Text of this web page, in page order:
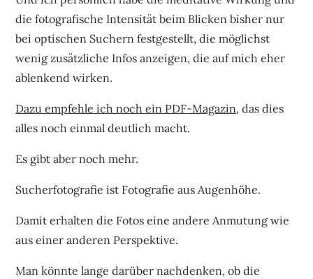
die fotografische Intensität beim Blicken bisher nur
bei optischen Suchern festgestellt, die möglichst
wenig zusätzliche Infos anzeigen, die auf mich eher
ablenkend wirken.
Dazu empfehle ich noch ein PDF-Magazin, das dies
alles noch einmal deutlich macht.
Es gibt aber noch mehr.
Sucherfotografie ist Fotografie aus Augenhöhe.
Damit erhalten die Fotos eine andere Anmutung wie
aus einer anderen Perspektive.
Man könnte lange darüber nachdenken, ob die